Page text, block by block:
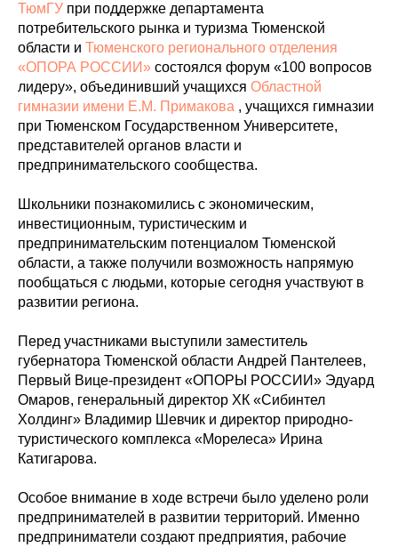
ТюмГУ при поддержке департамента
потребительского рынка и туризма Тюменской
области и Тюменского регионального отделения
«ОПОРА РОССИИ» состоялся форум «100 вопросов
лидеру», объединивший учащихся Областной
гимназии имени Е.М. Примакова , учащихся гимназии
при Тюменском Государственном Университете,
представителей органов власти и
предпринимательского сообщества.
Школьники познакомились с экономическим,
инвестиционным, туристическим и
предпринимательским потенциалом Тюменской
области, а также получили возможность напрямую
пообщаться с людьми, которые сегодня участвуют в
развитии региона.
Перед участниками выступили заместитель
губернатора Тюменской области Андрей Пантелеев,
Первый Вице-президент «ОПОРЫ РОССИИ» Эдуард
Омаров, генеральный директор ХК «Сибинтел
Холдинг» Владимир Шевчик и директор природно-
туристического комплекса «Морелеса» Ирина
Катигарова.
Особое внимание в ходе встречи было уделено роли
предпринимателей в развитии территорий. Именно
предприниматели создают предприятия, рабочие